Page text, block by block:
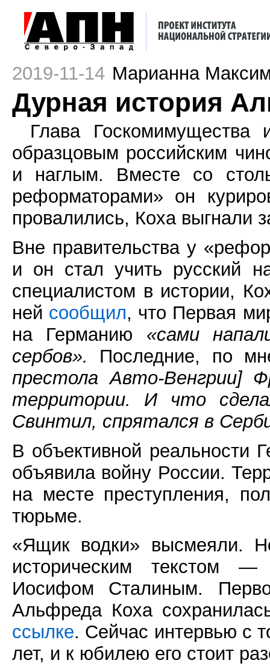
2019-11-14 Марианна
Дурная история
Глава
образцовым российским
и наглым. Вместе со
реформаторами» он
провалились, Коха выгнали
Вне правительства у
и он стал учить русский
специалистом в истории,
ней сообщил, что Первая
на Германию «сами
сербов».
Последние, по
престола Авто-Венгрии]
территории. И что
Свинтил, спрятался в
В объективной реальности
объявила войну России.
на месте преступления,
тюрьме.
«Ящик водки» высмеяли.
историческим текстом
Иосифом Сталиным.
Альфреда Коха
ссылке. Сейчас интервью с
лет, и к юбилею его стоит